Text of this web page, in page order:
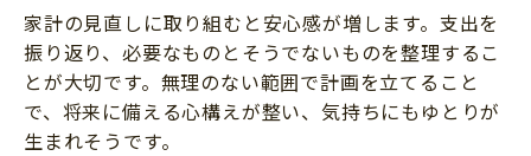
家計の見直しに取り組むと安心感が増します。支出を
振り返り、必要なものとそうでないものを整理するこ
とが大切です。無理のない範囲で計画を立てること
で、将来に備える心構えが整い、気持ちにもゆとりが
生まれそうです。